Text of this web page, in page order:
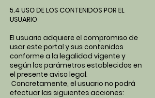
5.4 USO DE LOS CONTENIDOS POR EL
USUARIO
El usuario adquiere el compromiso de
usar este portal y sus contenidos
conforme a la legalidad vigente y
según los parámetros establecidos en
el presente aviso legal.
Concretamente, el usuario no podrá
efectuar las siguientes acciones: